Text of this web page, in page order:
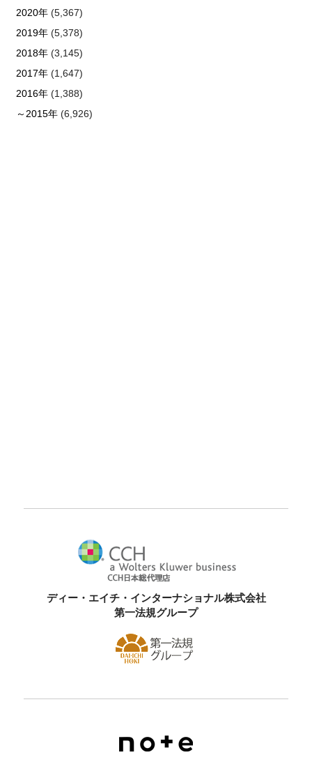
2020年(5,367)
2019年(5,378)
2018年(3,145)
2017年(1,647)
2016年(1,388)
～2015年(6,926)
ディー・エイチ・インターナショナル株式会社
第一法規グループ